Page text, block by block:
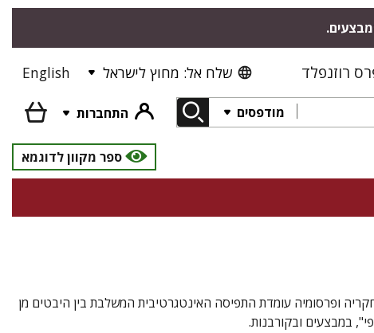
רוזנפלד שלח אל: מחוץ לישראל English
מודפסים
התחברות
ספר מקוון לדוגמא
ופרסומיה עומדת התפיסה האינטגרטיבית המשלבת בין היבטים מן
במבצעים ובקורבנות.